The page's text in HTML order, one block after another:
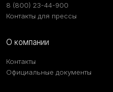
8 (800) 23-44-900
Контакты для прессы
О компании
Контакты
Официальные документы